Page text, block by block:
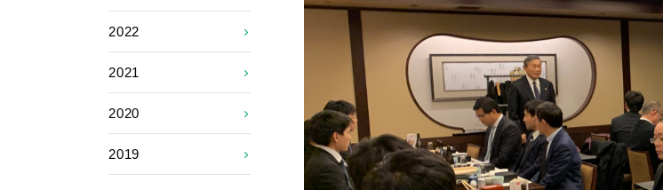
2022
2021
2020
2019